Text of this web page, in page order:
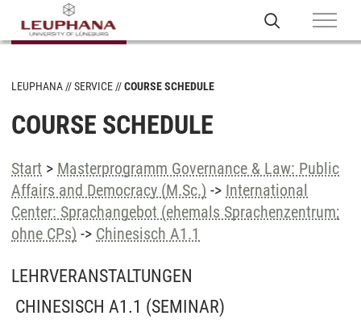
LEUPHANA SERVICE COURSE SCHEDULE
COURSE SCHEDULE
Start > Masterprogramm Governance & Law: Public
Affairs and Democracy (M.Sc.) -> International
Center: Sprachangebot (ehemals Sprachenzentrum;
ohne CPs) -> Chinesisch A1.1
LEHRVERANSTALTUNGEN
CHINESISCH A1.1 (SEMINAR)